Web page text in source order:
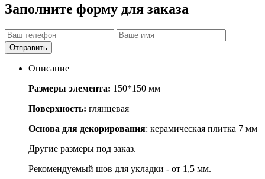
Заполните форму для заказа
Отправить
Описание
Размеры элемента: 150*150 мм
Поверхность: глянцевая
Основа для декорирования: керамическая плитка 7 мм
Другие размеры под заказ.
Рекомендуемый шов для укладки - от 1,5 мм.